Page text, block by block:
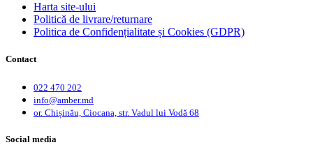
Harta site-ului
Politică de livrare/returnare
Politica de Confidențialitate și Cookies (GDPR)
Contact
022 470 202
info@amber.md
or. Chișinău, Ciocana, str. Vadul lui Vodă 68
Social media